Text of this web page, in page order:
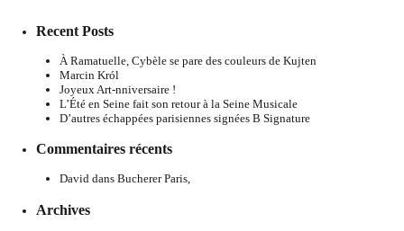
Recent Posts
À Ramatuelle, Cybèle se pare des couleurs de Kujten
Marcin Król
Joyeux Art-nniversaire !
L’Été en Seine fait son retour à la Seine Musicale
D’autres échappées parisiennes signées B Signature
Commentaires récents
David dans Bucherer Paris,
Archives